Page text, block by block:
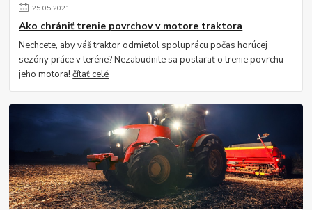
25.05.2021
Ako chrániť trenie povrchov v motore traktora
Nechcete, aby váš traktor odmietol spoluprácu počas horúcej
sezóny práce v teréne? Nezabudnite sa postarať o trenie povrchu
jeho motora!čítať celé